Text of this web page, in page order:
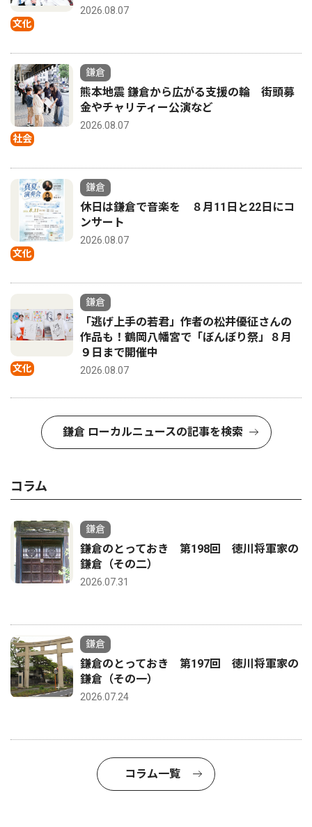
文化
2026.08.07
社会
鎌倉
熊本地震 鎌倉から広がる支援の輪 街頭募
金やチャリティー公演など
2026.08.07
文化
鎌倉
休日は鎌倉で音楽を ８月11日と22日にコ
ンサート
2026.08.07
文化
鎌倉
「逃げ上手の若君」作者の松井優征さんの
作品も！鶴岡八幡宮で「ぼんぼり祭」８月
９日まで開催中
2026.08.07
鎌倉 ローカルニュースの記事を検索
コラム
鎌倉
鎌倉のとっておき 第198回 徳川将軍家の
鎌倉（その二）
2026.07.31
鎌倉
鎌倉のとっておき 第197回 徳川将軍家の
鎌倉（その一）
2026.07.24
コラム一覧